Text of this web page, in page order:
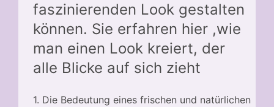
faszinierenden Look gestalten
können. Sie erfahren hier ,wie
man einen Look kreiert, der
alle Blicke auf sich zieht
1. Die Bedeutung eines frischen und natürlichen